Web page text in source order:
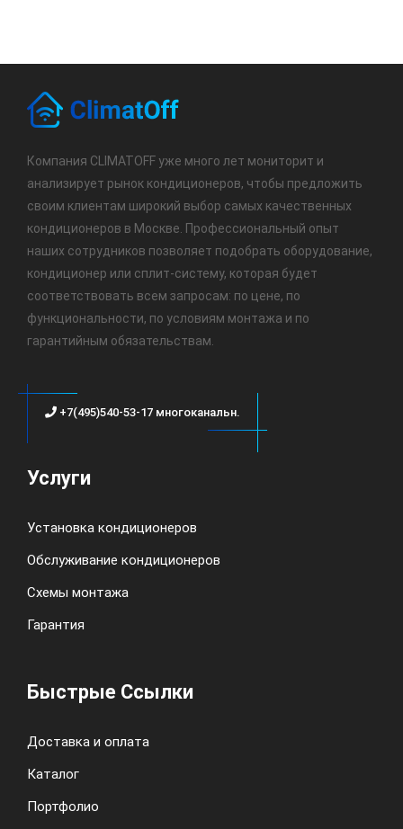
Компания CLIMATOFF уже много лет мониторит и
анализирует рынок кондиционеров, чтобы предложить
своим клиентам широкий выбор самых качественных
кондиционеров в Москве. Профессиональный опыт
наших сотрудников позволяет подобрать оборудование,
кондиционер или сплит-систему, которая будет
соответствовать всем запросам: по цене, по
функциональности, по условиям монтажа и по
гарантийным обязательствам.
+7(495)540-53-17 многоканальн.
Услуги
Установка кондиционеров
Обслуживание кондиционеров
Схемы монтажа
Гарантия
Быстрые Ссылки
Доставка и оплата
Каталог
Портфолио